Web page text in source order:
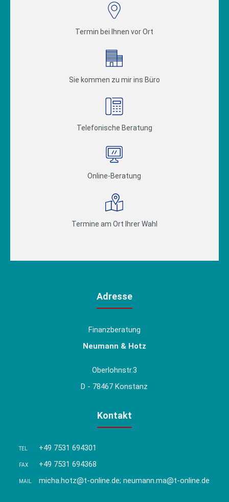
Termin bei Ihnen vor Ort
Sie kommen zu mir ins Büro
Telefonische Beratung
Online-Beratung
Termine am Ort Ihrer Wahl
Adresse
Finanzberatung
Neumann & Hotz
Oberlohnstr.3
D - 78467 Konstanz
Kontakt
TEL +49 7531 694301
FAX +49 7531 694368
MAIL micha.hotz@t-online.de; neumann.ma@t-online.de